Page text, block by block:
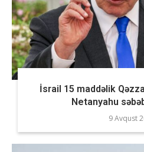
İsrail 15 maddəlik
Netanyahu
9 Avqust